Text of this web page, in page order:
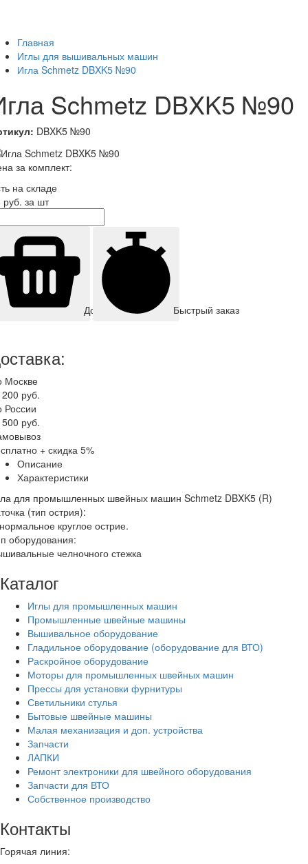
Главная
Иглы для вышивальных машин
Игла Schmetz DBXK5 №90
Schmetz DBXK5 №90
DBXK5 №90
за комплект:
на складе
руб. за шт
Добавить корзину Быстрый заказ
Москве
200 руб.
России
500 руб.
+ скидка 5%
Описание
Характеристики
для промышленных швейных машин Schmetz DBXK5 (R)
(тип острия):
круглое острие.
оборудования:
челночного стежка
Каталог
Иглы для промышленных машин
Промышленные швейные машины
Вышивальное оборудование
Гладильное оборудование (оборудование для ВТО)
Раскройное оборудование
Моторы для промышленных швейных машин
Прессы для установки фурнитуры
Светильники стулья
Бытовые швейные машины
Малая механизация и доп. устройства
Запчасти
ЛАПКИ
Ремонт электроники для швейного оборудования
Запчасти для ВТО
Собственное производство
Контакты
Горячая линия: